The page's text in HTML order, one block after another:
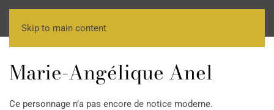
Skip to main content
Marie-Angélique Anel
Ce personnage n’a pas encore de notice moderne.